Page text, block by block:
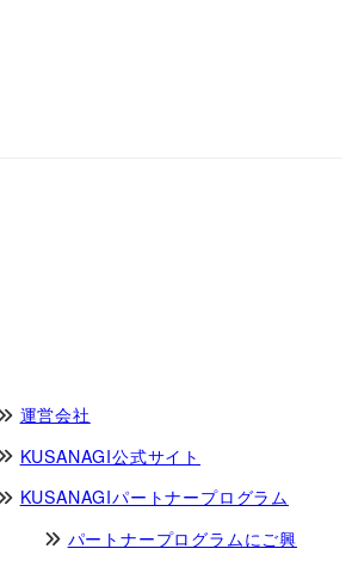
運営会社
KUSANAGI公式サイト
KUSANAGIパートナープログラム
パートナープログラムにご興